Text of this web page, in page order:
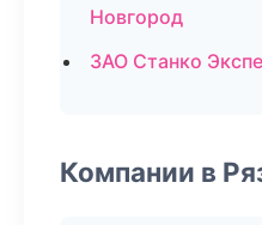
Новгород
ЗАО Станко
Компании в